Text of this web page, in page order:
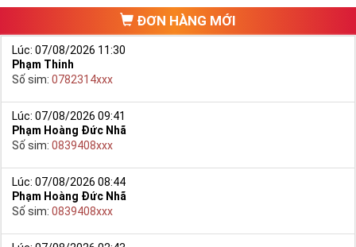
Ngoài ra quý khách chưa ưng ý về Sim Tứ Quý 2 có cũng thể tham
khảo thêm Sim Vinaphone,Sim Gmobile, Sim Tứ Quý Giữa
ĐƠN HÀNG MỚI
Lúc: 07/08/2026 11:30
Phạm Thinh
Số sim: 0782314xxx
Lúc: 07/08/2026 09:41
Phạm Hoàng Đức Nhã
Số sim: 0839408xxx
Lúc: 07/08/2026 08:44
Phạm Hoàng Đức Nhã
Số sim: 0839408xxx